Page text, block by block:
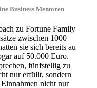
Business Mentoren
zu Fortune Family
zwischen 1000
sie sich bereits au
auf 50.000 Euro.
fünfstellig zu
nur erfüllt, sondern
nicht nur